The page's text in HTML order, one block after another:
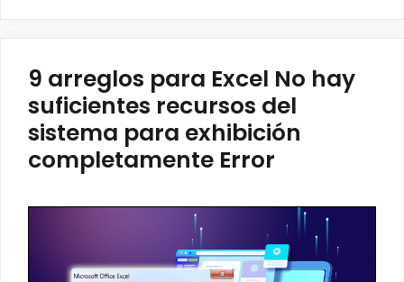
9 arreglos para Excel No hay
suficientes recursos del
sistema para exhibición
completamente Error